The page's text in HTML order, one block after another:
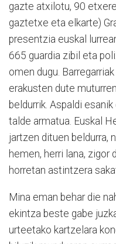
gazte atxilotu, 90
gaztetxe eta elkarte)
presentzia euskal
665 guardia zibil eta
omen dugu.
erakusten dute
beldurrik. Aspaldi
talde armatua. Euskal
jartzen dituen beldurra,
hemen, herri lana, zigor
horretan astintzera
Mina eman behar die
ekintza beste gabe
urteetako kartzelara